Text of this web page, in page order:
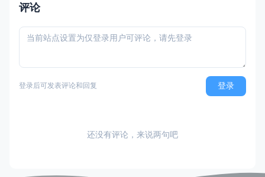
评论
登录后可发表评论和回复 登录
还没有评论，来说两句吧